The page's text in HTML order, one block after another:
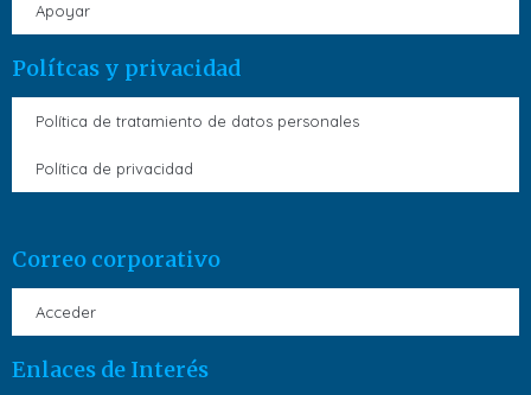
Apoyar
Polítcas y privacidad
Política de tratamiento de datos personales
Política de privacidad
Correo corporativo
Acceder
Enlaces de Interés